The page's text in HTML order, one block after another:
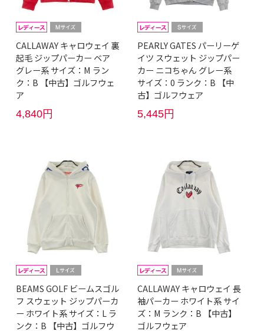
CALLAWAY キャロウェイ 裏
起毛 ジップパーカー ベア
グレー系 サイズ：M ラン
ク：B 【中古】ゴルフウェ
ア
4,840円
PEARLY GATES パーリーゲ
イツ スウェット ジップパー
カー ニコちゃん グレー系
サイズ：0 ランク：B 【中
古】ゴルフウェア
5,445円
BEAMS GOLF ビームスゴル
フ スウェット ジップパーカ
ー ホワイト系 サイズ：L ラ
ンク：B 【中古】ゴルフウ
CALLAWAY キャロウェイ 長
袖パーカー ホワイト系 サイ
ズ：M ランク：B 【中古】
ゴルフウェア